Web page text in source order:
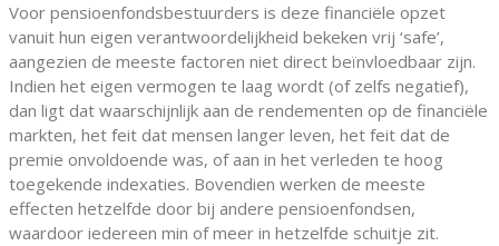
Voor pensioenfondsbestuurders is deze financiële opzet
vanuit hun eigen verantwoordelijkheid bekeken vrij ‘safe’,
aangezien de meeste factoren niet direct beïnvloedbaar zijn.
Indien het eigen vermogen te laag wordt (of zelfs negatief),
dan ligt dat waarschijnlijk aan de rendementen op de financiële
markten, het feit dat mensen langer leven, het feit dat de
premie onvoldoende was, of aan in het verleden te hoog
toegekende indexaties. Bovendien werken de meeste
effecten hetzelfde door bij andere pensioenfondsen,
waardoor iedereen min of meer in hetzelfde schuitje zit.